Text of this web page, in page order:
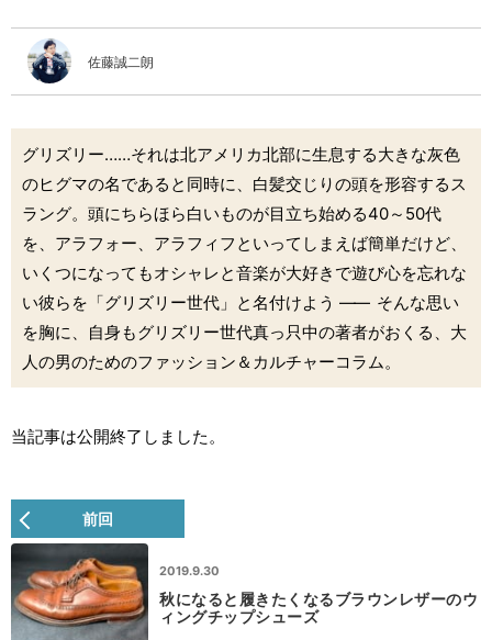
佐藤誠二朗
グリズリー……それは北アメリカ北部に生息する大きな灰色
のヒグマの名であると同時に、白髪交じりの頭を形容するス
ラング。頭にちらほら白いものが目立ち始める40～50代
を、アラフォー、アラフィフといってしまえば簡単だけど、
いくつになってもオシャレと音楽が大好きで遊び心を忘れな
い彼らを「グリズリー世代」と名付けよう ―― そんな思い
を胸に、自身もグリズリー世代真っ只中の著者がおくる、大
人の男のためのファッション＆カルチャーコラム。
当記事は公開終了しました。
前回
2019.9.30
秋になると履きたくなるブラウンレザーのウ
ィングチップシューズ